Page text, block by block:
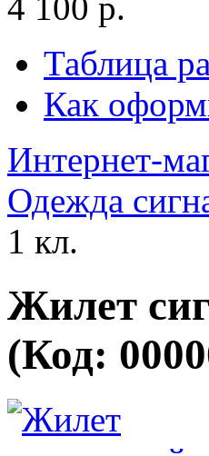
Таблица
Как
Интернет-
Одежда
1 кл.
Жилет
(Код: